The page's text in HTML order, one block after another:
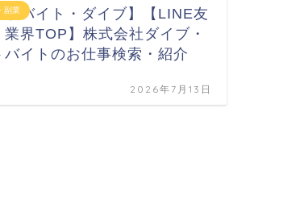
副業
トバイト・ダイブ】【LINE友
業界TOP】株式会社ダイブ・
バイトのお仕事検索・紹介
2026年7月13日